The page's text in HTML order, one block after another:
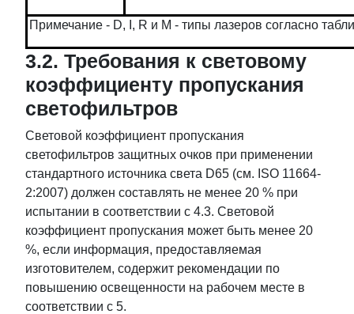
Примечание - D, I, R и M - типы лазеров согласно
3.2. Требования к световому
коэффициенту пропускания
светофильтров
Световой коэффициент пропускания
светофильтров защитных очков при применении
стандартного источника света D65 (см. ISO 11664-
2:2007) должен составлять не менее 20 % при
испытании в соответствии с 4.3. Световой
коэффициент пропускания может быть менее 20
%, если информация, предоставляемая
изготовителем, содержит рекомендации по
повышению освещенности на рабочем месте в
соответствии с 5.